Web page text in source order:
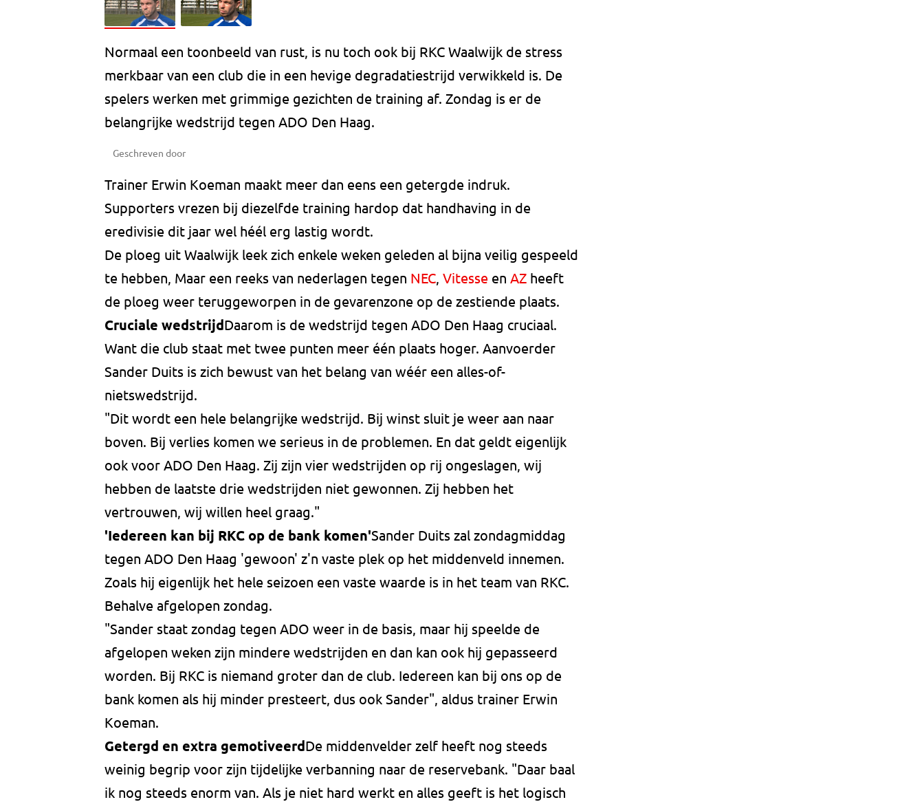
Normaal een toonbeeld van rust, is nu toch ook bij RKC Waalwijk de stress
merkbaar van een club die in een hevige degradatiestrijd verwikkeld is. De
spelers werken met grimmige gezichten de training af. Zondag is er de
belangrijke wedstrijd tegen ADO Den Haag.
Geschreven door
Trainer Erwin Koeman maakt meer dan eens een getergde indruk.
Supporters vrezen bij diezelfde training hardop dat handhaving in de
eredivisie dit jaar wel héél erg lastig wordt.
De ploeg uit Waalwijk leek zich enkele weken geleden al bijna veilig gespeeld
te hebben, Maar een reeks van nederlagen tegen NEC, Vitesse en AZ heeft
de ploeg weer teruggeworpen in de gevarenzone op de zestiende plaats.
Cruciale wedstrijdDaarom is de wedstrijd tegen ADO Den Haag cruciaal.
Want die club staat met twee punten meer één plaats hoger. Aanvoerder
Sander Duits is zich bewust van het belang van wéér een alles-of-
nietswedstrijd.
"Dit wordt een hele belangrijke wedstrijd. Bij winst sluit je weer aan naar
boven. Bij verlies komen we serieus in de problemen. En dat geldt eigenlijk
ook voor ADO Den Haag. Zij zijn vier wedstrijden op rij ongeslagen, wij
hebben de laatste drie wedstrijden niet gewonnen. Zij hebben het
vertrouwen, wij willen heel graag."
'Iedereen kan bij RKC op de bank komen'Sander Duits zal zondagmiddag
tegen ADO Den Haag 'gewoon' z'n vaste plek op het middenveld innemen.
Zoals hij eigenlijk het hele seizoen een vaste waarde is in het team van RKC.
Behalve afgelopen zondag.
"Sander staat zondag tegen ADO weer in de basis, maar hij speelde de
afgelopen weken zijn mindere wedstrijden en dan kan ook hij gepasseerd
worden. Bij RKC is niemand groter dan de club. Iedereen kan bij ons op de
bank komen als hij minder presteert, dus ook Sander", aldus trainer Erwin
Koeman.
Getergd en extra gemotiveerdDe middenvelder zelf heeft nog steeds
weinig begrip voor zijn tijdelijke verbanning naar de reservebank. "Daar baal
ik nog steeds enorm van. Als je niet hard werkt en alles geeft is het logisch